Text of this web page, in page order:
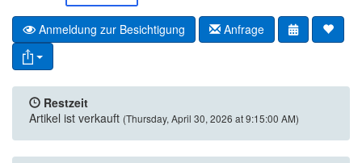
Anmeldung zur Besichtigung Anfrage
Restzeit
Artikel ist verkauft (Thursday, April 30, 2026 at 9:15:00 AM)